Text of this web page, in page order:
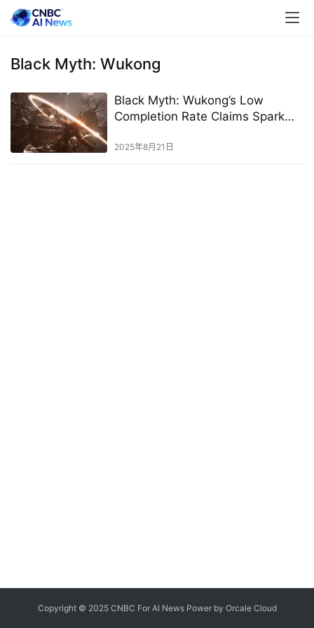
Black Myth: Wukong
Black Myth: Wukong’s Low
Completion Rate Claims Spark
2025年8月21日
Copyright © 2025 CNBC For AI News Power by OrcaleCloud